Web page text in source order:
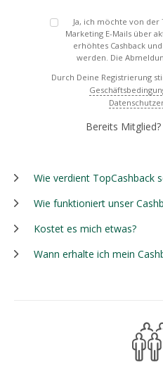
Ja, ich möchte von der
Marketing E-Mails über
erhöhtes Cashback
werden. Die
Durch Deine Registrierung
Bereits Mitglied?
Wie verdient TopCashback
Wie funktioniert unser
Kostet es mich etwas?
Wann erhalte ich mein